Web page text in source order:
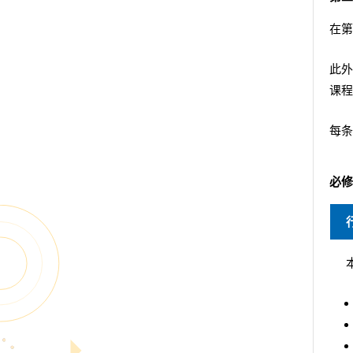
在
此
课
每
必